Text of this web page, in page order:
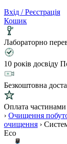
Вхід / Реєстрація
Кошик
Лабораторно
10 років досвіду
Безкоштовна
Оплата частинами
› Очищення
очищення ›
Eco